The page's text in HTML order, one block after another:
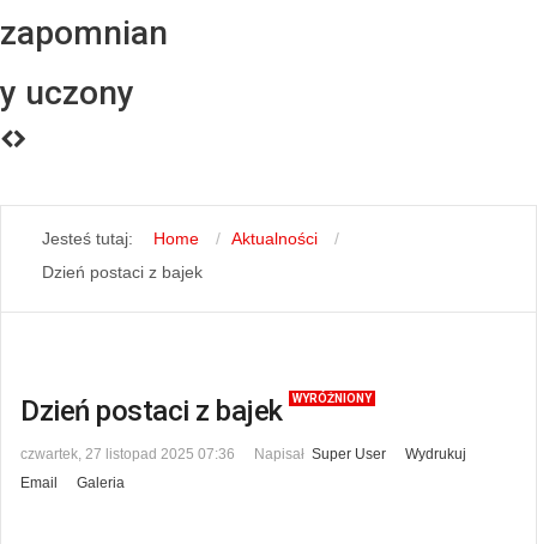
zapomnian
y uczony
Jesteś tutaj: Home
Aktualności
Dzień postaci z bajek
Dzień postaci z bajek WYRÓŻNIONY
czwartek, 27 listopad 2025 07:36 Napisał Super User
Wydrukuj
Email
Galeria